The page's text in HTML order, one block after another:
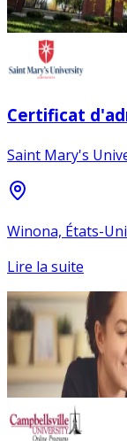
Certificat
Saint Mary's
Winona, États-
Lire la suite